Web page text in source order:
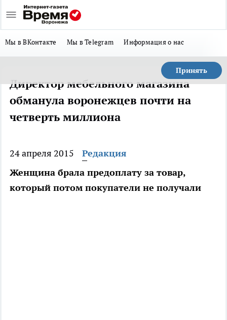
Мы в ВКонтакте Мы в Telegram Информация о нас
Принять
Директор мебельного магазина
обманула воронежцев почти на
четверть миллиона
24 апреля 2015
Редакция
Женщина брала предоплату за товар,
который потом покупатели не получали